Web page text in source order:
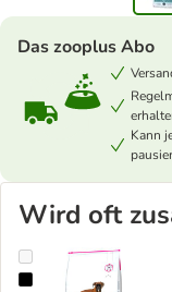
Das zooplus Abo
Kann
Wird oft
Eukanuba Adult